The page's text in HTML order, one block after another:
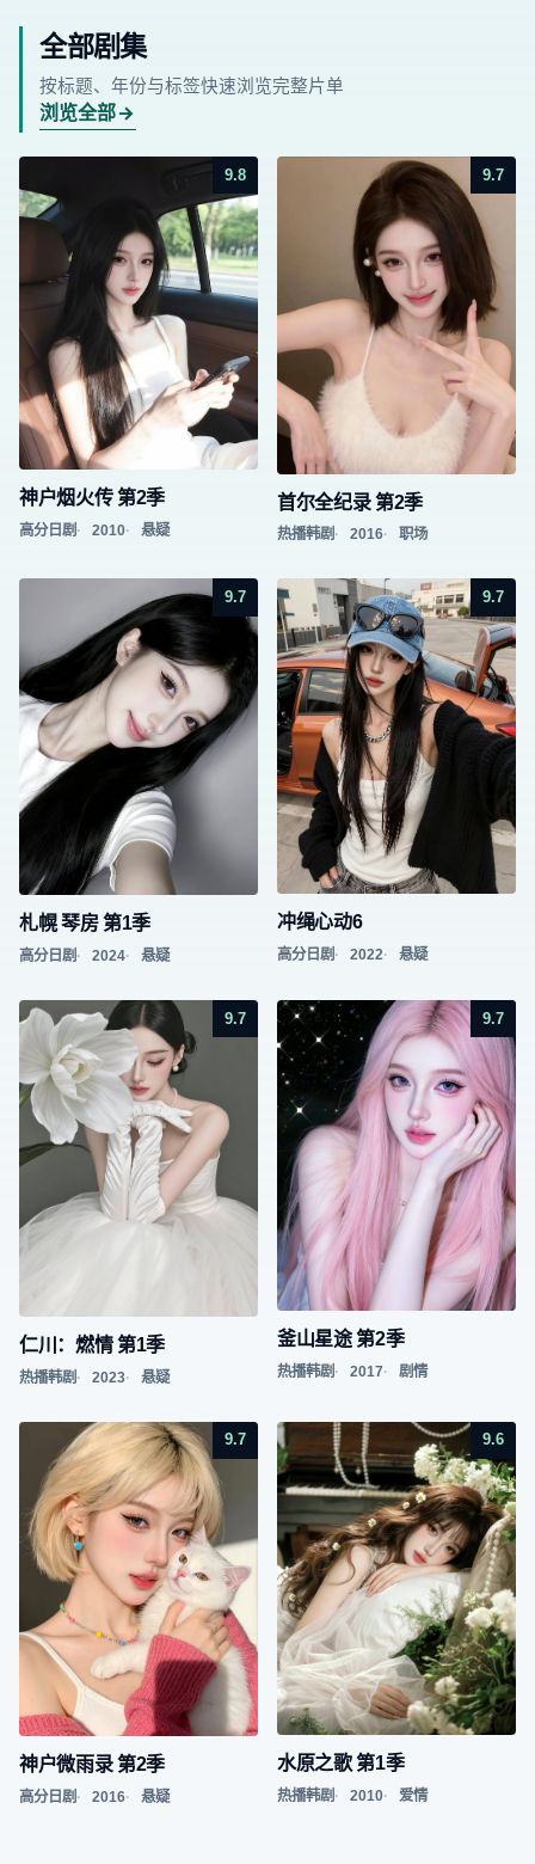
全部剧集
按标题、年份与标签快速浏览完整片单
浏览全部
9.8
神户烟火传 第2季
高分日剧 2010 悬疑
9.7
首尔全纪录 第2季
热播韩剧 2016 职场
9.7
札幌 琴房 第1季
高分日剧 2024 悬疑
9.7
冲绳心动6
高分日剧 2022 悬疑
9.7
仁川：燃情 第1季
热播韩剧 2023 悬疑
9.7
釜山星途 第2季
热播韩剧 2017 剧情
9.7
神户微雨录 第2季
高分日剧 2016 悬疑
9.6
水原之歌 第1季
热播韩剧 2010 爱情